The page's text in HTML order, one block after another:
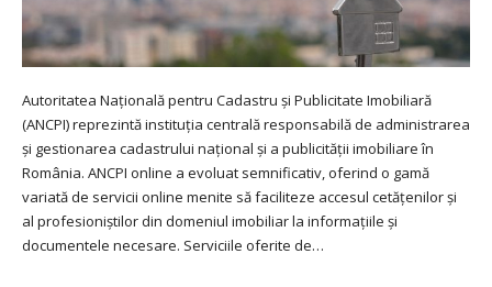
Autoritatea Națională pentru Cadastru și Publicitate Imobiliară
(ANCPI) reprezintă instituția centrală responsabilă de administrarea
și gestionarea cadastrului național și a publicității imobiliare în
România. ANCPI online a evoluat semnificativ, oferind o gamă
variată de servicii online menite să faciliteze accesul cetățenilor și
al profesioniștilor din domeniul imobiliar la informațiile și
documentele necesare. Serviciile oferite de…